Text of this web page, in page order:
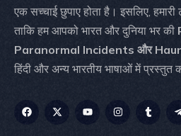
एक सच्चाई छुपाए होता है। इसलिए, हमारी
ताकि हम आपको भारत और दुनिया भर की
Paranormal Incidents और
हिंदी और अन्य भारतीय भाषाओं में